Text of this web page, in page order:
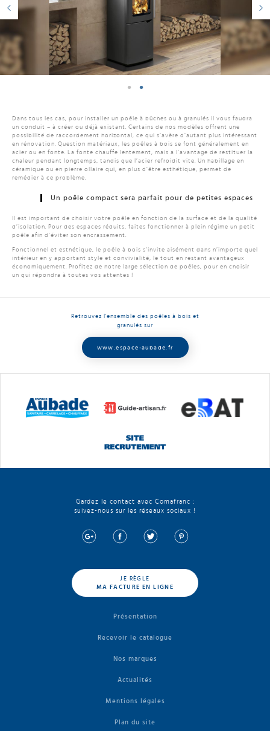
Dans tous les cas, pour installer un poêle à bûches ou à granulés il vous faudra
un conduit – à créer ou déjà existant. Certains de nos modèles offrent une
possibilité de raccordement horizontal, ce qui s’avère d’autant plus intéressant
en rénovation. Question matériaux, les poêles à bois se font généralement en
acier ou en fonte. La fonte chauffe lentement, mais a l’avantage de restituer la
chaleur pendant longtemps, tandis que l’acier refroidit vite. Un habillage en
céramique ou en pierre ollaire qui, en plus d’être esthétique, permet de
remédier à ce problème.
Un poêle compact sera parfait pour de petites espaces
Il est important de choisir votre poêle en fonction de la surface et de la qualité
d’isolation. Pour des espaces réduits, faites fonctionner à plein régime un petit
poêle afin d’éviter son encrassement.
Fonctionnel et esthétique, le poêle à bois s’invite aisément dans n’importe quel
intérieur en y apportant style et convivialité, le tout en restant avantageux
économiquement. Profitez de notre large sélection de poêles, pour en choisir
un qui répondra à toutes vos attentes !
Retrouvez l'ensemble des poêles à bois et
granulés sur
www.espace-aubade.fr
Gardez le contact avec Comafranc :
suivez-nous sur les réseaux sociaux !
JE RÈGLE
MA FACTURE EN LIGNE
Présentation
Recevoir le catalogue
Nos marques
Actualités
Mentions légales
Plan du site